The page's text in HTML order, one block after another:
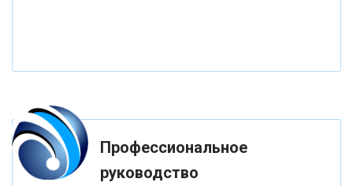
«ФК ОТКРЫТИЕ»
«ЗАПСИБКОМБАНК»Профессиональное
руководство